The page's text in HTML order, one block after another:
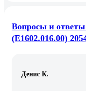
Вопросы и
(E1602.016.00)
Денис К.